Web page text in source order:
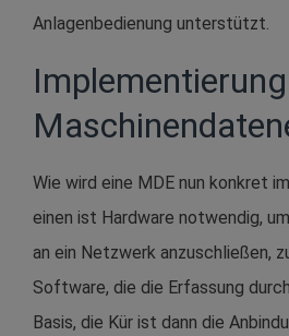
Anlagenbedienung unterstützt.
Wie wird eine MDE nun konkret
einen ist Hardware notwendig,
an ein Netzwerk anzuschließen,
Software, die die Erfassung
Basis, die Kür ist dann die